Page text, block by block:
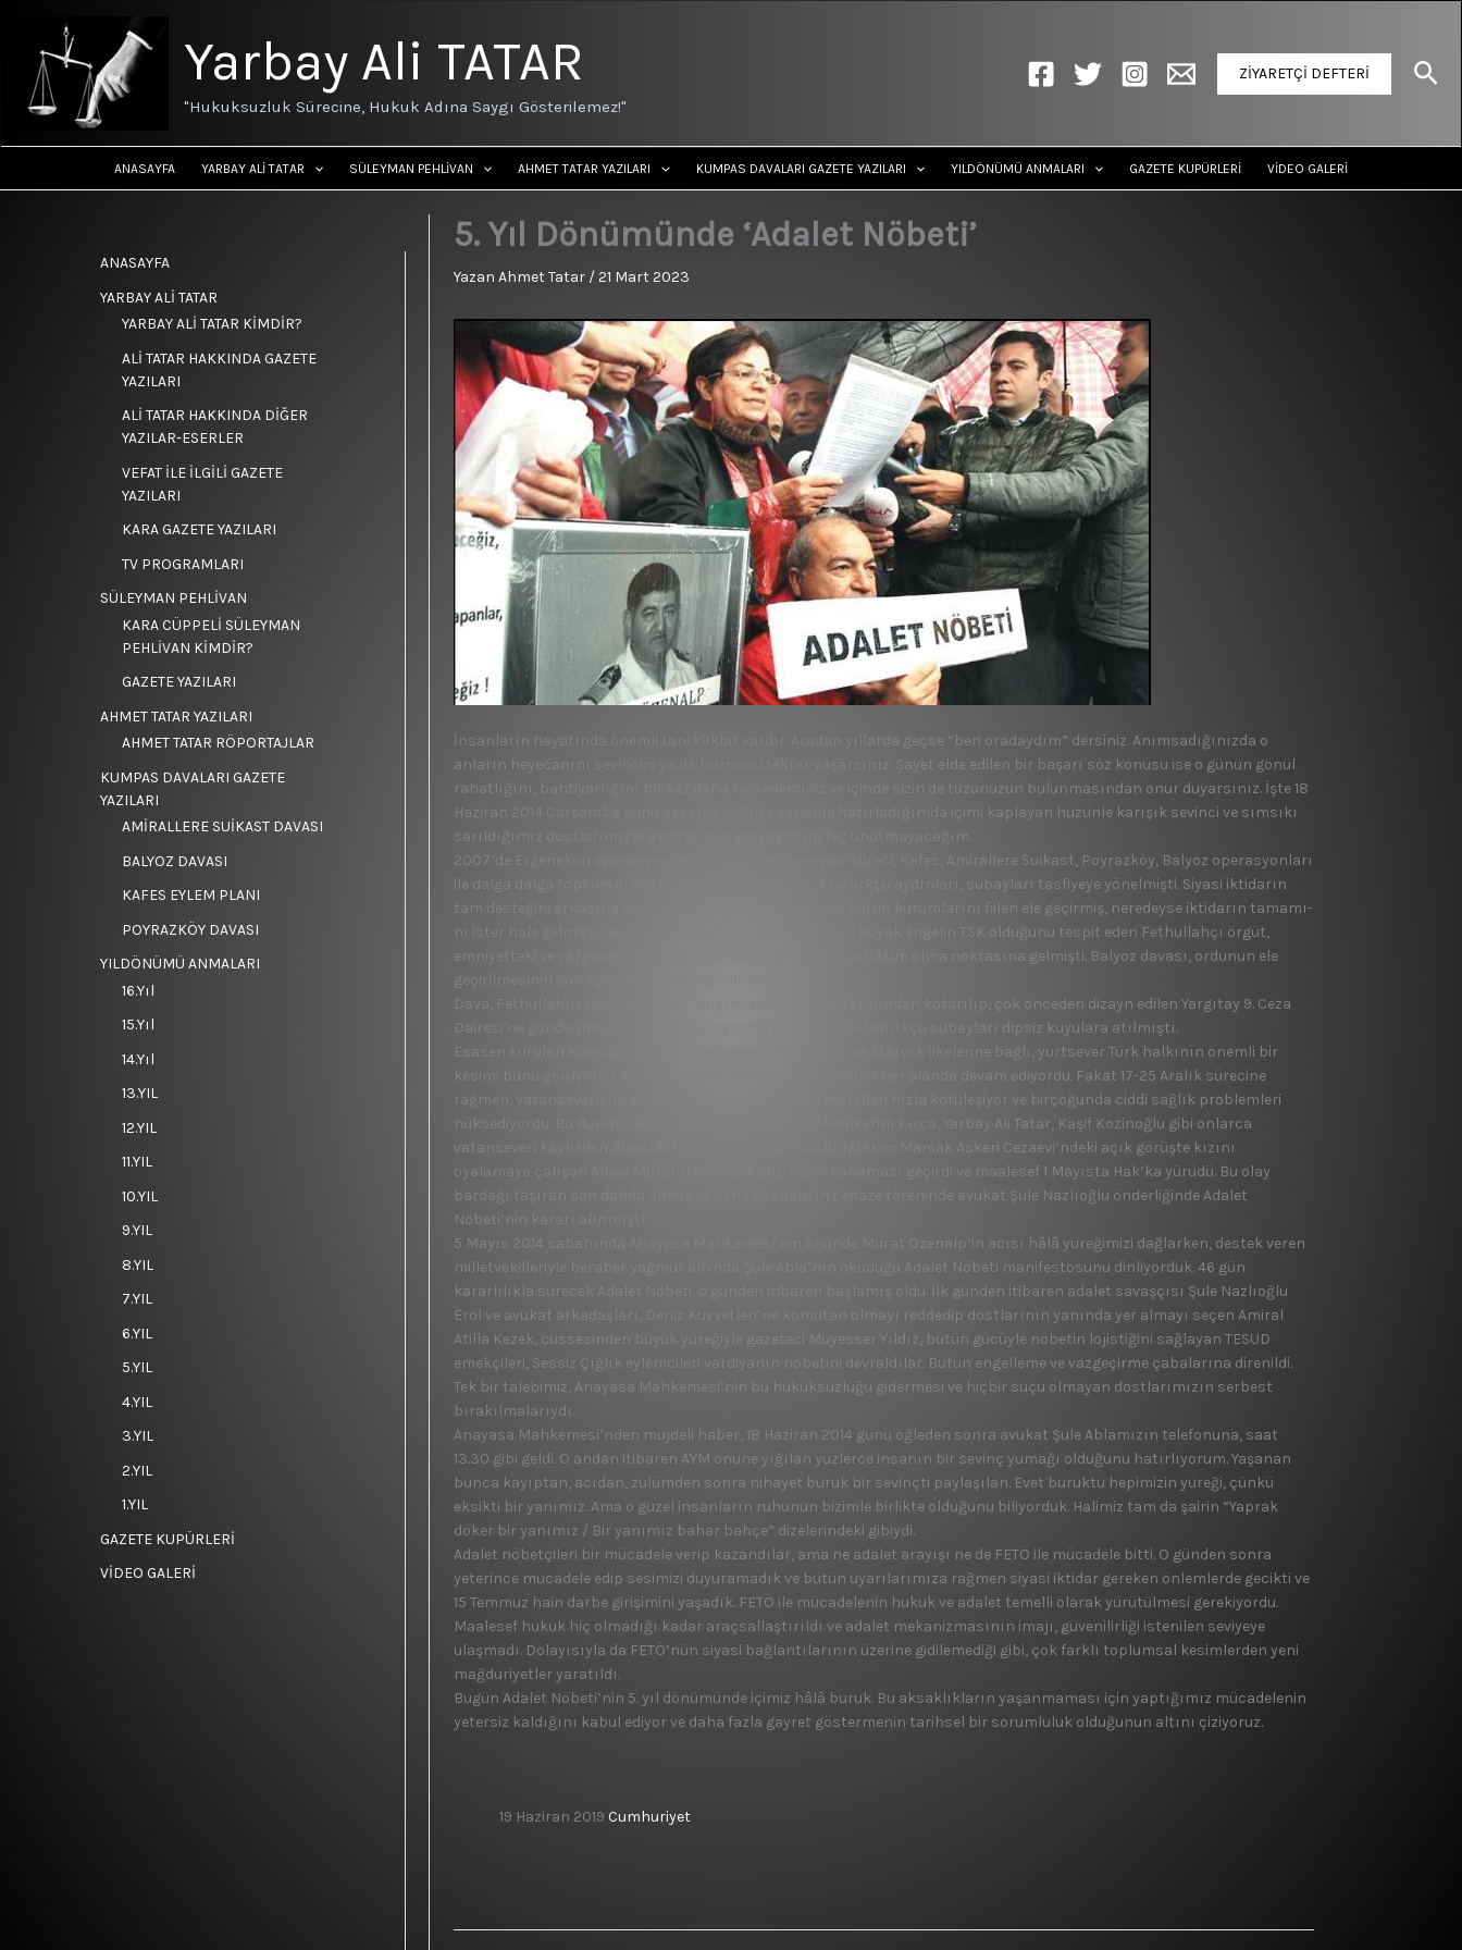
Yarbay Ali TATAR
"Hukuksuzluk Sürecine, Hukuk Adına Saygı Gösterilemez!"
ZİYARETÇİ DEFTERİ
ANASAYFA YARBAY ALİ TATAR SÜLEYMAN PEHLİVAN AHMET TATAR YAZILARI KUMPAS DAVALARI GAZETE YAZILARI YILDÖNÜMÜ ANMALARI GAZETE KUPÜRLERİ VİDEO GALERİ
ANASAYFA
YARBAY ALİ TATAR
YARBAY ALİ TATAR KİMDİR?
ALİ TATAR HAKKINDA GAZETE
YAZILARI
ALİ TATAR HAKKINDA DİĞER
YAZILAR-ESERLER
VEFAT İLE İLGİLİ GAZETE
YAZILARI
KARA GAZETE YAZILARI
TV PROGRAMLARI
SÜLEYMAN PEHLİVAN
KARA CÜPPELİ SÜLEYMAN
PEHLİVAN KİMDİR?
GAZETE YAZILARI
AHMET TATAR YAZILARI
AHMET TATAR RÖPORTAJLAR
KUMPAS DAVALARI GAZETE
YAZILARI
AMİRALLERE SUİKAST DAVASI
BALYOZ DAVASI
KAFES EYLEM PLANI
POYRAZKÖY DAVASI
YILDÖNÜMÜ ANMALARI
16.Yıl
15.Yıl
14.Yıl
13.YIL
12.YIL
11.YIL
10.YIL
9.YIL
8.YIL
7.YIL
6.YIL
5.YIL
4.YIL
3.YIL
2.YIL
1.YIL
GAZETE KUPÜRLERİ
VİDEO GALERİ
5. Yıl Dönümünde ‘Adalet Nöbeti’
Yazan Ahmet Tatar /21 Mart 2023
İnsanların hayatında önem­li tanıklıklar vardır. Aradan yıllarda geçse “ben oraday­dım” dersiniz. Anımsadığınız­da o
anların heyecanını sevin­cini ya da hüznünü tekrar ya­şarsınız. Şayet elde edilen bir başarı söz konusu ise o günün gönül
rahatlığını, bahtiyarlığı­nı bir kez daha hissedersiniz ve içinde sizin de tuzunuzun bulunmasından onur duyarsı­nız. İşte 18
Haziran 2014 Çar­şamba günü akşama doğru sa­atlerini hatırladığımda içimi kaplayan hüzünle karışık se­vinci ve sımsıkı
sarıldığımız dostlarımızla akıttığımız göz­yaşlarını hiç unutmayacağım.
2007’de Ergenekon operas­yonlarıyla başlayan kumpas süreci, Kafes, Amirallere Su­ikast, Poyrazköy, Balyoz ope­rasyonları
ile dalga dalga top­lumun her kesimindeki yurt­sever, Atatürkçü aydınları, su­bayları tasfiyeye yönelmiş­ti. Siyasi iktidarın
tam deste­ğini arkasına alan Fethullah­çı örgüt, devletin bütün ku­rumlarını fiilen ele geçirmiş, neredeyse iktidarın tamamı­
nı ister hale gelmişti. Hedefle­rine ulaşmada önlerindeki en büyük engelin TSK olduğunu tespit eden Fethullahçı örgüt,
emniyetteki ve yargıdaki bü­tün gücünü kullanarak ordu­ya hâkim olma noktasına gel­mişti. Balyoz davası, ordunun ele
geçirilmesinin son aşaması olarak görülüyordu.
Dava, Fethullahın savcı ve hâkim kılığındaki tetikçile­ri tarafından kotarılıp, çok ön­ceden dizayn edilen Yargıtay 9. Ceza
Dairesi’ne gönderilmiş ve 9. Daire’nin oybirliği ile or­dunun Atatürkçü subayları dipsiz kuyulara atılmıştı.
Esasen kurulan kumpas Türkiye Cumhuriyeti’ne karşı idi ve Atatürk ilkelerine bağlı, yurtsever Türk halkının önem­li bir
kesimi bunu görüyordu. Bütün engellemelere karşı mü­cadele her alanda devam edi­yordu. Fakat 17-25 Aralık sü­recine
rağmen, vatanseverle­rin tutsaklıkları devam ediyor, moralleri hızla kötüleşiyor ve birçoğunda ciddi sağlık prob­lemleri
nüksediyordu. Bu du­rum, daha önce Kuddusi Ok­kır, Abdülkerim Kırca, Yarbay Ali Tatar, Kaşif Kozinoğlu gibi onlarca
vatanseveri kaybeden dışarıdakileri kaygılandırıyor­du. Nitekim Mamak Askeri Ce­zaevi’ndeki açık görüşte kızını
oyalamaya çalışan Albay Mu­rat Özenalp düşüp beyin kana­ması geçirdi ve maalesef 1 Ma­yısta Hak’ka yürüdü. Bu olay
bardağı taşıran son damla ol­muş ve daha Özenalp’in cena­ze töreninde avukat Şule Naz­lıoğlu önderliğinde Adalet
Nöbeti’nin kararı alınmıştı.
5 Mayıs 2014 sabahın­da Anayasa Mahkemesi’nin önünde Murat Özenalp’in acı­sı hâlâ yüreğimizi dağlarken, destek veren
milletvekilleriy­le beraber yağmur altında Şule Abla’nın okuduğu Adalet Nö­beti manifestosunu dinliyor­duk. 46 gün
kararlılıkla sü­recek Adalet Nöbeti, o gün­den itibaren başlamış oldu. İlk günden itibaren adalet sa­vaşçısı Şule Nazlıoğlu
Erol ve avukat arkadaşları, Deniz Kuvvetleri’ne komutan olmayı reddedip dostlarının yanında yer almayı seçen Amiral
Atil­la Kezek, cüssesinden büyük yüreğiyle gazeteci Müyesser Yıldız, bütün gücüyle nöbe­tin lojistiğini sağlayan TESUD
emekçileri, Sessiz Çığlık ey­lemcileri vardiyanın nöbetini devraldılar. Bütün engelleme ve vazgeçirme çabalarına dire­nildi.
Tek bir talebimiz, Ana­yasa Mahkemesi’nin bu hu­kuksuzluğu gidermesi ve hiç­bir suçu olmayan dostlarımı­zın serbest
bırakılmalarıydı.
Anayasa Mahkemesi’nden müjdeli haber, 18 Haziran 2014 günü öğleden sonra avu­kat Şule Ablamızın telefonuna, saat
13.30 gibi geldi. O andan itibaren AYM önüne yığılan yüzlerce insanın bir sevinç yu­mağı olduğunu hatırlıyorum. Yaşanan
bunca kayıptan, acı­dan, zulümden sonra nihayet buruk bir sevinçti paylaşılan. Evet buruktu hepimizin yüre­ği, çünkü
eksikti bir yanımız. Ama o güzel insanların ruhu­nun bizimle birlikte olduğunu biliyorduk. Halimiz tam da şa­irin “Yaprak
döker bir yanımız / Bir yanımız bahar bahçe” di­zelerindeki gibiydi.
Adalet nöbetçileri bir müca­dele verip kazandılar, ama ne adalet arayışı ne de FETÖ ile mücadele bitti. O günden son­ra
yeterince mücadele edip se­simizi duyuramadık ve bütün uyarılarımıza rağmen siyasi iktidar gereken önlemlerde ge­cikti ve
15 Temmuz hain dar­be girişimini yaşadık. FETÖ ile mücadelenin hukuk ve ada­let temelli olarak yürütülmesi gerekiyordu.
Maalesef hukuk hiç olmadığı kadar araçsallaş­tırıldı ve adalet mekanizması­nın imajı, güvenilirliği isteni­len seviyeye
ulaşmadı. Dolayı­sıyla da FETÖ’nün siyasi bağ­lantılarının üzerine gidileme­diği gibi, çok farklı toplumsal kesimlerden yeni
mağduriyet­ler yaratıldı.
Bugün Adalet Nöbeti’nin 5. yıl dönümünde içimiz hâlâ bu­ruk. Bu aksaklıkların yaşan­maması için yaptığımız müca­delenin
yetersiz kaldığını ka­bul ediyor ve daha fazla gayret göstermenin tarihsel bir so­rumluluk olduğunun altını çi­ziyoruz.
19 Haziran 2019 Cumhuriyet